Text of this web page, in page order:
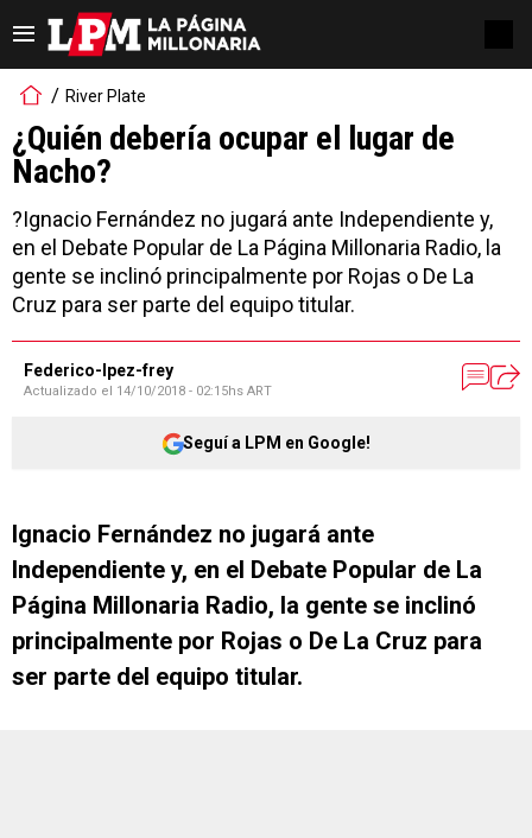
River Plate
¿Quién debería ocupar el lugar de
Nacho?
?Ignacio Fernández no jugará ante Independiente y,
en el Debate Popular de La Página Millonaria Radio, la
gente se inclinó principalmente por Rojas o De La
Cruz para ser parte del equipo titular.
Federico-lpez-frey
Actualizado el 14/10/2018 - 02:15hs ART
Seguí a LPM en Google!
Ignacio Fernández no jugará ante
Independiente y, en el Debate Popular de La
Página Millonaria Radio, la gente se inclinó
principalmente por Rojas o De La Cruz para
ser parte del equipo titular.